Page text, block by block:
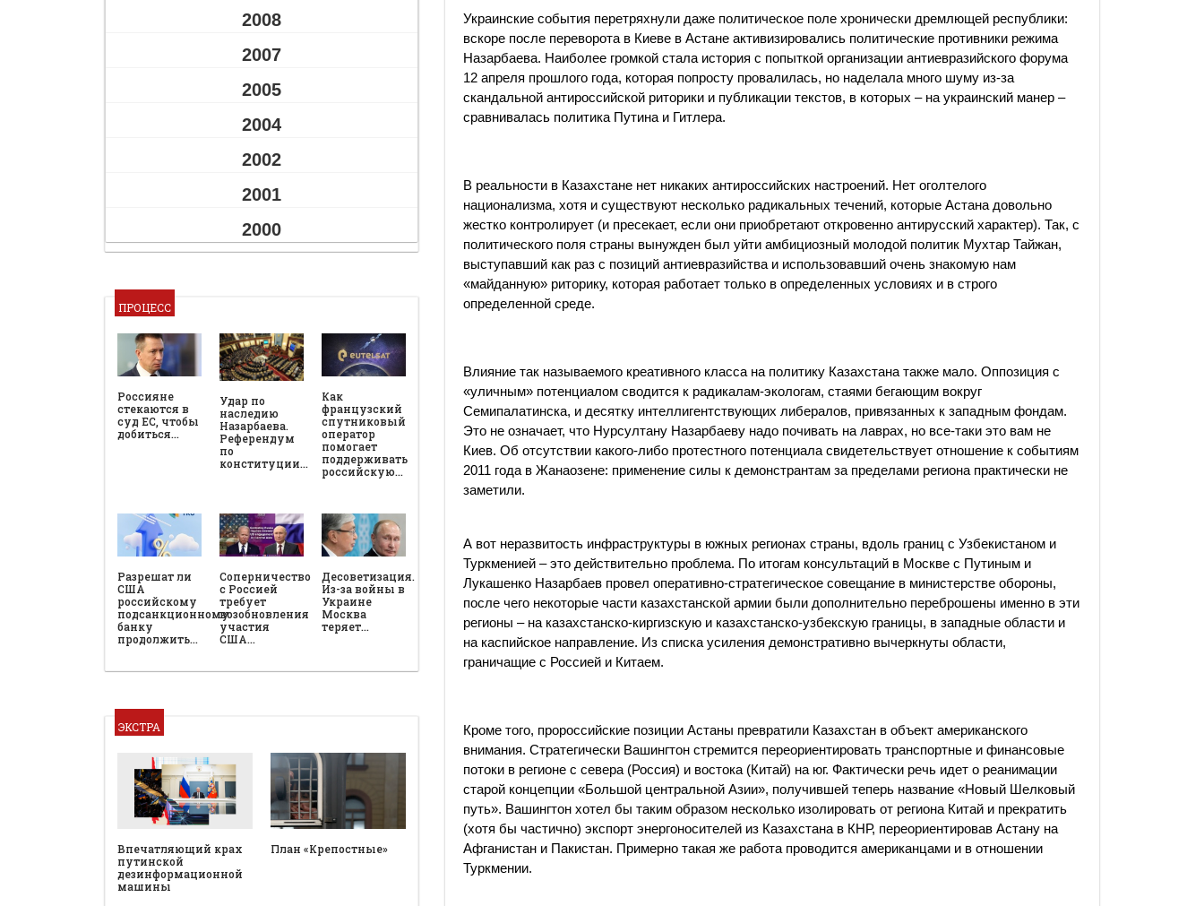
2008
2007
2005
2004
2002
2001
2000
ПРОЦЕСС
Россияне
стекаются в
суд ЕС, чтобы
добиться…
Удар по
наследию
Назарбаева.
Референдум
по
конституции…
Как
французский
спутниковый
оператор
помогает
поддерживать
российскую…
Разрешат ли
США
российскому
подсанкционному
банку
продолжить…
Соперничество
с Россией
требует
возобновления
участия
США…
Десоветизация.
Из-за войны в
Украине
Москва
теряет…
ЭКСТРА
Впечатляющий крах
путинской
дезинформационной
машины
План «Крепостные»
Украинские события перетряхнули даже политическое поле хронически дремлющей республики:
вскоре после переворота в Киеве в Астане активизировались политические противники режима
Назарбаева. Наиболее громкой стала история с попыткой организации антиевразийского форума
12 апреля прошлого года, которая попросту провалилась, но наделала много шуму из-за
скандальной антироссийской риторики и публикации текстов, в которых – на украинский манер –
сравнивалась политика Путина и Гитлера.
В реальности в Казахстане нет никаких антироссийских настроений. Нет оголтелого
национализма, хотя и существуют несколько радикальных течений, которые Астана довольно
жестко контролирует (и пресекает, если они приобретают откровенно антирусский характер). Так, с
политического поля страны вынужден был уйти амбициозный молодой политик Мухтар Тайжан,
выступавший как раз с позиций антиевразийства и использовавший очень знакомую нам
«майданную» риторику, которая работает только в определенных условиях и в строго
определенной среде.
Влияние так называемого креативного класса на политику Казахстана также мало. Оппозиция с
«уличным» потенциалом сводится к радикалам-экологам, стаями бегающим вокруг
Семипалатинска, и десятку интеллигентствующих либералов, привязанных к западным фондам.
Это не означает, что Нурсултану Назарбаеву надо почивать на лаврах, но все-таки это вам не
Киев. Об отсутствии какого-либо протестного потенциала свидетельствует отношение к событиям
2011 года в Жанаозене: применение силы к демонстрантам за пределами региона практически не
заметили.
А вот неразвитость инфраструктуры в южных регионах страны, вдоль границ с Узбекистаном и
Туркменией – это действительно проблема. По итогам консультаций в Москве с Путиным и
Лукашенко Назарбаев провел оперативно-стратегическое совещание в министерстве обороны,
после чего некоторые части казахстанской армии были дополнительно переброшены именно в эти
регионы – на казахстанско-киргизскую и казахстанско-узбекскую границы, в западные области и
на каспийское направление. Из списка усиления демонстративно вычеркнуты области,
граничащие с Россией и Китаем.
Кроме того, пророссийские позиции Астаны превратили Казахстан в объект американского
внимания. Стратегически Вашингтон стремится переориентировать транспортные и финансовые
потоки в регионе с севера (Россия) и востока (Китай) на юг. Фактически речь идет о реанимации
старой концепции «Большой центральной Азии», получившей теперь название «Новый Шелковый
путь». Вашингтон хотел бы таким образом несколько изолировать от региона Китай и прекратить
(хотя бы частично) экспорт энергоносителей из Казахстана в КНР, переориентировав Астану на
Афганистан и Пакистан. Примерно такая же работа проводится американцами и в отношении
Туркмении.